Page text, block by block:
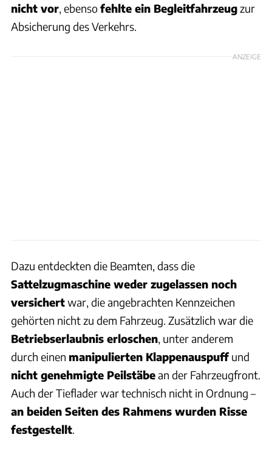
nicht vor, ebensofehlte ein Begleitfahrzeugzur
Absicherung des Verkehrs.
ANZEIGE
Dazu entdeckten die Beamten, dass die
Sattelzugmaschine weder zugelassen noch
versichertwar, die angebrachten Kennzeichen
gehörten nicht zu dem Fahrzeug. Zusätzlich war die
Betriebserlaubnis erloschen, unter anderem
durch einen manipulierten Klappenauspuff und
nicht genehmigte Peilstäbean der Fahrzeugfront.
Auch der Tieflader war technisch nicht in Ordnung –
an beiden Seiten des Rahmens wurden Risse
festgestellt.